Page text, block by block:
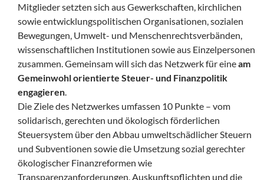
Mitglieder setzten sich aus Gewerkschaften, kirchlichen
sowie entwicklungspolitischen Organisationen, sozialen
Bewegungen, Umwelt- und Menschenrechtsverbänden,
wissenschaftlichen Institutionen sowie aus Einzelpersonen
zusammen. Gemeinsam will sich das Netzwerk für eineam
Gemeinwohl orientierte Steuer- und Finanzpolitik
engagieren.
Die Ziele des Netzwerkes umfassen 10 Punkte – vom
solidarisch, gerechten und ökologisch förderlichen
Steuersystem über den Abbau umweltschädlicher Steuern
und Subventionen sowie die Umsetzung sozial gerechter
ökologischer Finanzreformen wie
Transparenzanforderungen, Auskunftspflichten und die